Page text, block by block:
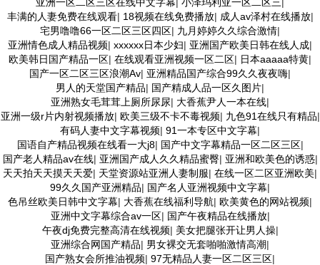
丰满的人妻免费在线观看| 18视频在线免费播放| 成人av泽村在线播放|
宅男噜噜66一区二区三区四区| 九月婷婷久久综合激情|
亚洲情色成人精品视频| xxxxxx日本少妇| 亚洲国产欧美日韩在线人成|
欧美韩日国产精品一区| 在线观看亚洲视频一区二区| 日本aaaaa特黄|
国产一区二区三区浪潮Av| 亚洲精品国产综合99久久夜夜嗨|
男人的天堂国产精品| 国产精成人品一区久图片|
亚洲熟女毛茸茸上厕所尿尿| 大香蕉尹人一本在线|
亚洲一级r片内射视频播放| 欧美三级不卡不毒视频| 九色91在线只有精品|
有码人妻中文字幕视频| 91一本专区中文字幕|
国语自产精品视频在线看一大j8| 国产中文字幕精品一区二区三区|
国产老人精品av在线| 亚洲国产成人久久精品蜜臀| 亚洲和欧美色的诱惑|
天天拍天天摸天天爱| 天堂资源站亚洲人妻制服| 在线一区二区亚洲欧美|
99久久国产亚洲精品| 国产名人亚洲视频中文字幕|
色吊丝欧美日韩中文字幕| 大香蕉在线福利导航| 欧美黄色的网站视频|
亚洲中文字幕综合av一区| 国产午夜精品在线播放|
午夜dj免费完整高清在线视频| 美女把腿张开让男人操|
亚洲综合网国产精品| 男女裸交无套啪啪激情高潮|
国产熟女会所推油视频| 97无精品人妻一区二区三区|